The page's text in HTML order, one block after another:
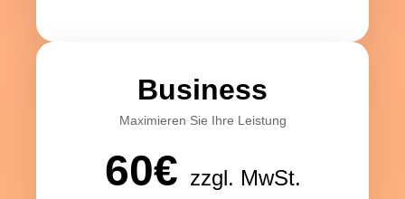
Business
Maximieren Sie Ihre Leistung
60€ zzgl. MwSt.